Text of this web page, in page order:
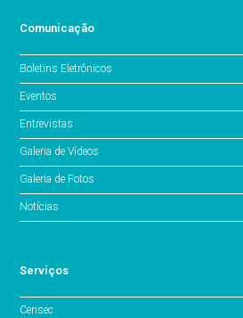
Comunicação
Boletins Eletrônicos
Eventos
Entrevistas
Galeria de Vídeos
Galeria de Fotos
Notícias
Serviços
Censec